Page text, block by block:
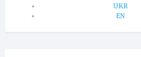
UKR
EN